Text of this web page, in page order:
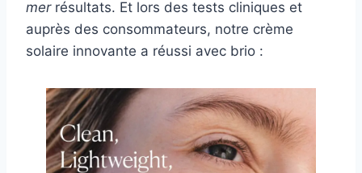
mer résultats. Et lors des tests cliniques et
auprès des consommateurs, notre crème
solaire innovante a réussi avec brio :